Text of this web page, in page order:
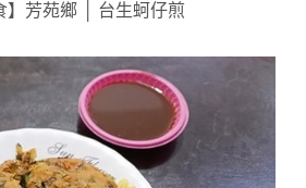
】芳苑鄉 │ 台生蚵仔煎